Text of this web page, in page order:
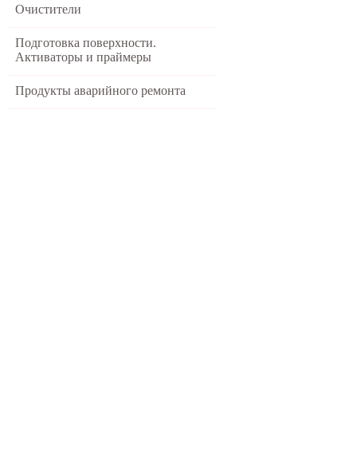
Очистители
Подготовка поверхности.
Активаторы и праймеры
Продукты аварийного ремонта